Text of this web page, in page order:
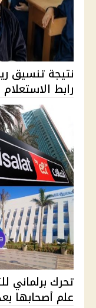
نتيجة تنسيق
رابط
تحرك
علم أصحابها